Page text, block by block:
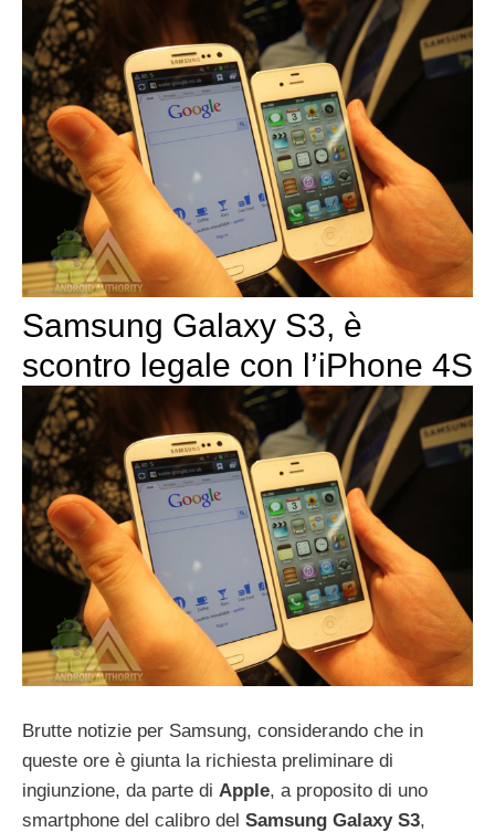
Samsung Galaxy S3, è
scontro legale con l’iPhone 4S
Brutte notizie per Samsung, considerando che in
queste ore è giunta la richiesta preliminare di
ingiunzione, da parte di Apple, a proposito di uno
smartphone del calibro del Samsung Galaxy S3,